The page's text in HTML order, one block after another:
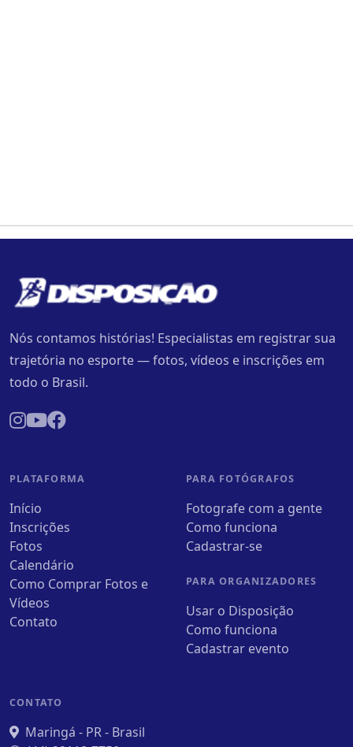
Nós contamos histórias! Especialistas em registrar sua
trajetória no esporte — fotos, vídeos e inscrições em
todo o Brasil.
PLATAFORMA
Início
Inscrições
Fotos
Calendário
Como Comprar Fotos e
Vídeos
Contato
PARA FOTÓGRAFOS
Fotografe com a gente
Como funciona
Cadastrar-se
PARA ORGANIZADORES
Usar o Disposição
Como funciona
Cadastrar evento
CONTATO
Maringá - PR - Brasil